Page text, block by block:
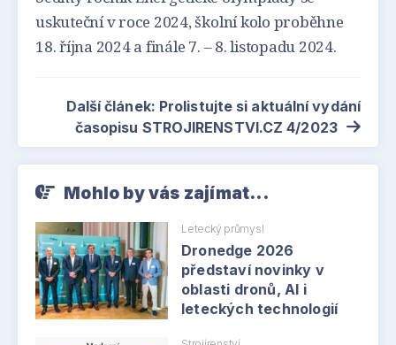
uskuteční v roce 2024, školní kolo proběhne
18. října 2024 a finále 7. – 8. listopadu 2024.
Další článek: Prolistujte si aktuální vydání
časopisu STROJIRENSTVI.CZ 4/2023
Mohlo by vás zajímat...
Letecký průmysl
Dronedge 2026
představí novinky v
oblasti dronů, AI i
leteckých technologií